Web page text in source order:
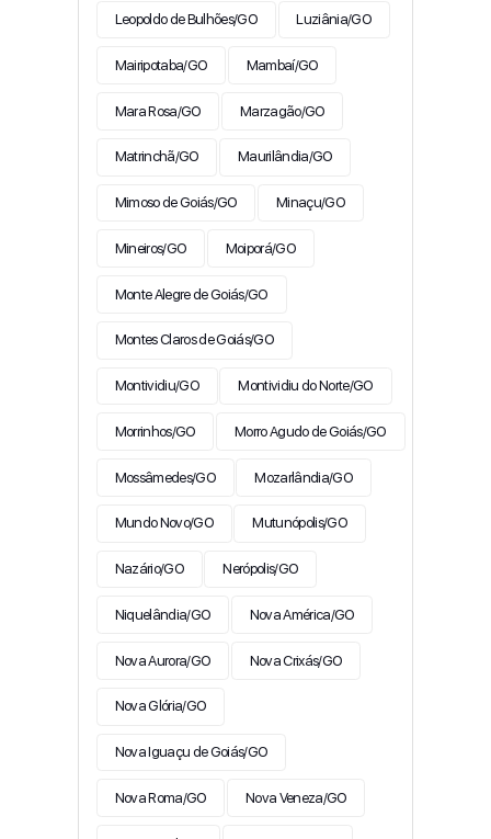
Leopoldo de Bulhões/GO Luziânia/GO
Mairipotaba/GO Mambaí/GO
Mara Rosa/GO Marzagão/GO
Matrinchã/GO Maurilândia/GO
Mimoso de Goiás/GO Minaçu/GO
Mineiros/GO Moiporá/GO
Monte Alegre de Goiás/GO
Montes Claros de Goiás/GO
Montividiu/GO Montividiu do Norte/GO
Morrinhos/GO Morro Agudo de Goiás/GO
Mossâmedes/GO Mozarlândia/GO
Mundo Novo/GO Mutunópolis/GO
Nazário/GO Nerópolis/GO
Niquelândia/GO Nova América/GO
Nova Aurora/GO Nova Crixás/GO
Nova Glória/GO
Nova Iguaçu de Goiás/GO
Nova Roma/GO Nova Veneza/GO